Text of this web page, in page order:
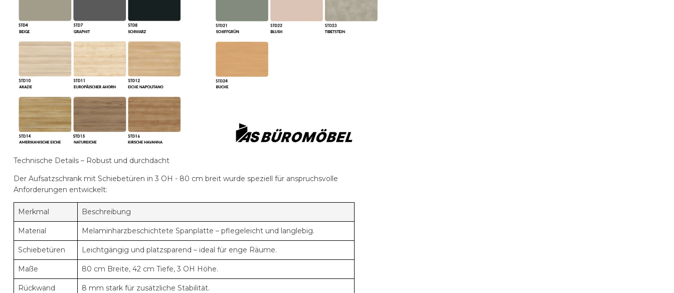
Technische Details – Robust und durchdacht
Der Aufsatzschrank mit Schiebetüren in 3 OH - 80 cm breit wurde speziell für anspruchsvolle
Anforderungen entwickelt:
Merkmal Beschreibung
Material Melaminharzbeschichtete Spanplatte – pflegeleicht und langlebig.
Schiebetüren Leichtgängig und platzsparend – ideal für enge Räume.
Maße 80 cm Breite, 42 cm Tiefe, 3 OH Höhe.
Rückwand 8 mm stark für zusätzliche Stabilität.